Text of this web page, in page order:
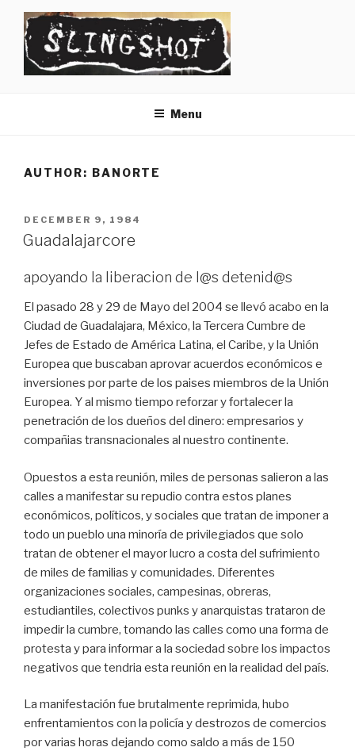
content
Menu
AUTHOR: BANORTE
POSTED
ON
DECEMBER 9, 1984
Guadalajarcore
apoyando la liberacion de l@s detenid@s
El pasado 28 y 29 de Mayo del 2004 se llevó acabo en la
Ciudad de Guadalajara, México, la Tercera Cumbre de
Jefes de Estado de América Latina, el Caribe, y la Unión
Europea que buscaban aprovar acuerdos económicos e
inversiones por parte de los paises miembros de la Unión
Europea. Y al mismo tiempo reforzar y fortalecer la
penetración de los dueños del dinero: empresarios y
compañias transnacionales al nuestro continente.
Opuestos a esta reunión, miles de personas salieron a las
calles a manifestar su repudio contra estos planes
económicos, políticos, y sociales que tratan de imponer a
todo un pueblo una minoría de privilegiados que solo
tratan de obtener el mayor lucro a costa del sufrimiento
de miles de familias y comunidades. Diferentes
organizaciones sociales, campesinas, obreras,
estudiantiles, colectivos punks y anarquistas trataron de
impedir la cumbre, tomando las calles como una forma de
protesta y para informar a la sociedad sobre los impactos
negativos que tendria esta reunión en la realidad del país.
La manifestación fue brutalmente reprimida, hubo
enfrentamientos con la policía y destrozos de comercios
por varias horas dejando como saldo a más de 150